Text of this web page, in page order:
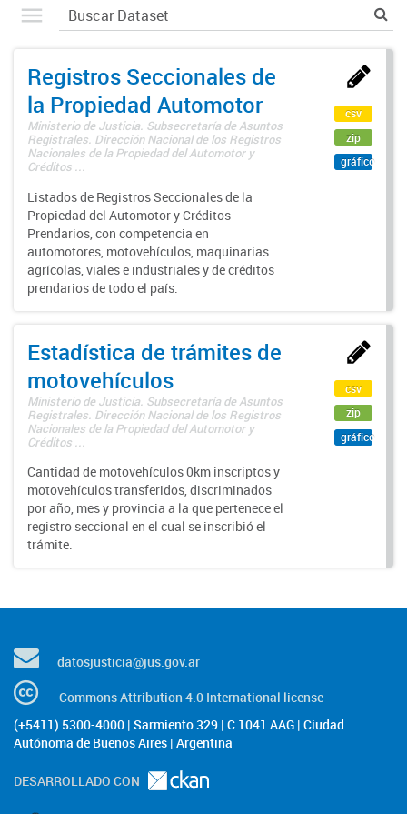
Registros Seccionales de
la Propiedad Automotor
Ministerio de Justicia. Subsecretaría de Asuntos
Registrales. Dirección Nacional de los Registros
Nacionales de la Propiedad del Automotor y
Créditos ...
Listados de Registros Seccionales de la
Propiedad del Automotor y Créditos
Prendarios, con competencia en
automotores, motovehículos, maquinarias
agrícolas, viales e industriales y de créditos
prendarios de todo el país.
csv
zip
gráfico
Estadística de trámites de
motovehículos
Ministerio de Justicia. Subsecretaría de Asuntos
Registrales. Dirección Nacional de los Registros
Nacionales de la Propiedad del Automotor y
Créditos ...
Cantidad de motovehículos 0km inscriptos y
motovehículos transferidos, discriminados
por año, mes y provincia a la que pertenece el
registro seccional en el cual se inscribió el
trámite.
csv
zip
gráfico
datosjusticia@jus.gov.ar
Commons Attribution 4.0 International license
(+5411) 5300-4000 | Sarmiento 329 | C 1041 AAG | Ciudad
Autónoma de Buenos Aires | Argentina
DESARROLLADO CON